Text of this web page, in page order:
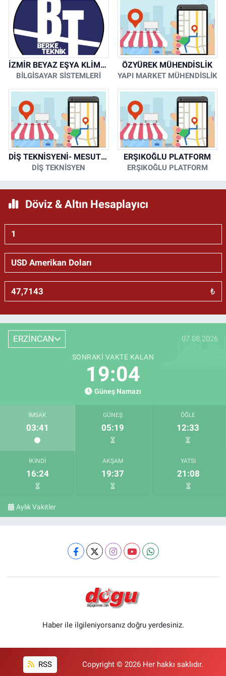
İZMİR BEYAZ EŞYA KLİMA KOMBİ SERVİSİ
BİLGİSAYAR SİSTEMLERİ
ÖZYÜREK MÜHENDİSLİK
YAPI MARKET MÜHENDİSLİK
DİŞ TEKNİSYENİ- MESUT KORKMAZ
DİŞ TEKNİSYEN
ERŞIKOĞLU PLATFORM
ERŞIKOĞLU PLATFORM
Döviz & Altın Hesaplayıcı
₺
ERZİNCAN 07.08.2026
SONRAKI VAKTE KALAN
19:03
Güneş Namazı
İMSAK
03:41
GÜNEŞ
05:19
ÖĞLE
12:33
İKINDI
16:24
AKŞAM
19:37
YATSI
21:08
Aylık Vakitler
Haber ile ilgileniyorsanız doğru yerdesiniz.
RSS Copyright © 2026 Her hakkı saklıdır.